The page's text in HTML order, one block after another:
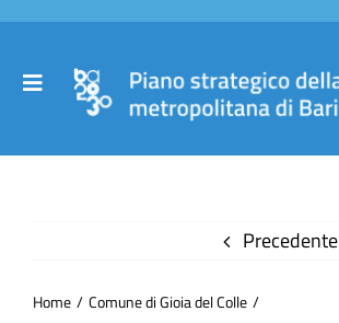
Salta
contenuto
Toggle
Precedente
Home Comune di Gioia del Colle